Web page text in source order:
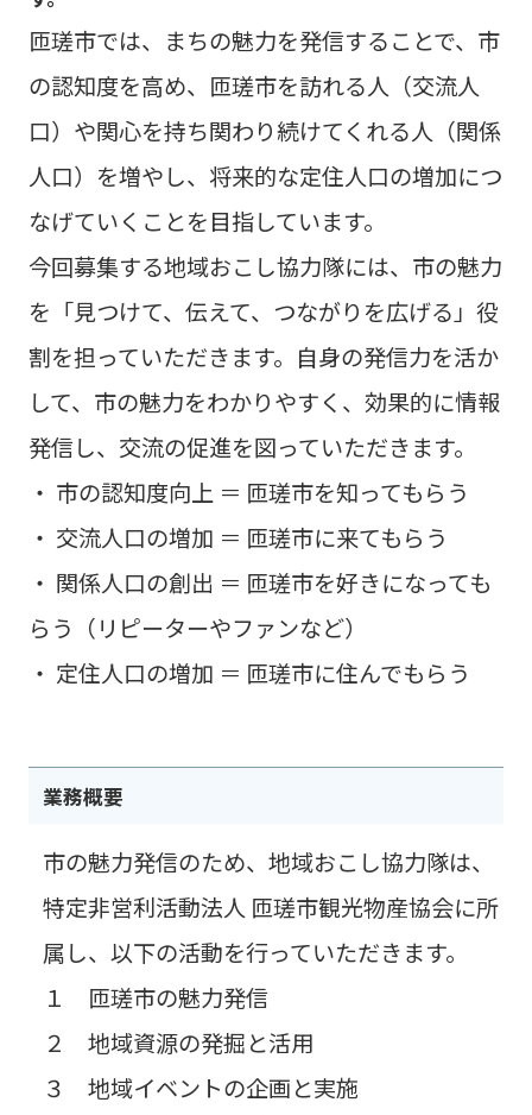
匝瑳市では、まちの魅力を発信することで、市
の認知度を高め、匝瑳市を訪れる人（交流人
口）や関心を持ち関わり続けてくれる人（関係
人口）を増やし、将来的な定住人口の増加につ
なげていくことを目指しています。
今回募集する地域おこし協力隊には、市の魅力
を「見つけて、伝えて、つながりを広げる」役
割を担っていただきます。自身の発信力を活か
して、市の魅力をわかりやすく、効果的に情報
発信し、交流の促進を図っていただきます。
・ 市の認知度向上 ＝ 匝瑳市を知ってもらう
・ 交流人口の増加 ＝ 匝瑳市に来てもらう
・ 関係人口の創出 ＝ 匝瑳市を好きになっても
らう（リピーターやファンなど）
・ 定住人口の増加 ＝ 匝瑳市に住んでもらう
業務概要
市の魅力発信のため、地域おこし協力隊は、
特定非営利活動法人 匝瑳市観光物産協会に所
属し、以下の活動を行っていただきます。
１ 匝瑳市の魅力発信
２ 地域資源の発掘と活用
３ 地域イベントの企画と実施